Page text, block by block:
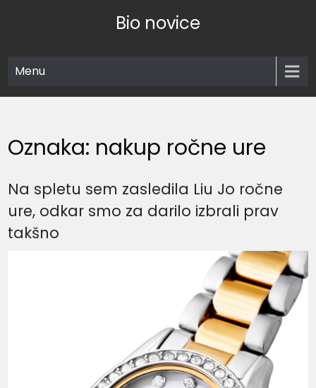
Bio novice
Menu
Oznaka: nakup ročne ure
Na spletu sem zasledila Liu Jo ročne
ure, odkar smo za darilo izbrali prav
takšno